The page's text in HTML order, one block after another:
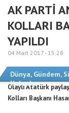
AK PARTİ
KOLLARI
YAPILDI
04 Mart 2017 - 15:28
Dünya, Gündem,
Haberler
Olaylı Atatürk
Kolları Başkanı